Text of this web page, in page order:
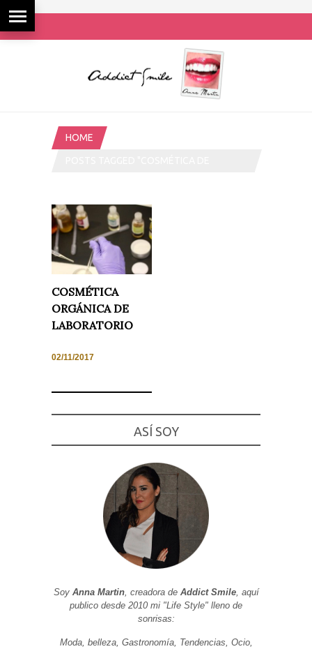
HOME
COSMÉTICA
ORGÁNICA DE
LABORATORIO
02/11/2017
ASÍ SOY
Soy Anna Martin, creadora de Addict Smile, aquí
publico desde 2010 mi "Life Style" lleno de
sonrisas:
Moda, belleza, Gastronomía, Tendencias, Ocio,
se usa la
Experiencia